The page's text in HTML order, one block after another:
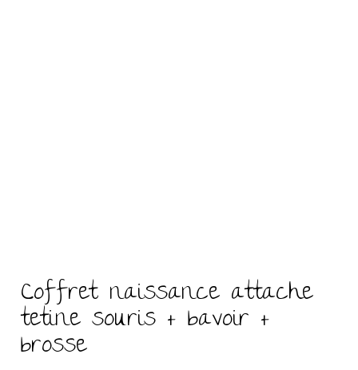
Coffret naissance attache
tetine souris + bavoir +
brosse